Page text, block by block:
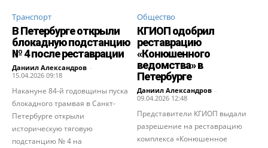
Транспорт
В Петербурге открыли
блокадную подстанцию
№ 4 после реставрации
Даниил Александров -
15.04.2026 09:18
Накануне 84-й годовщины пуска
блокадного трамвая в Санкт-
Петербурге открыли
историческую тяговую
подстанцию № 4 на
Общество
КГИОП одобрил
реставрацию
«Конюшенного
ведомства» в
Петербурге
Даниил Александров -
09.04.2026 12:48
Представители КГИОП выдали
разрешение на реставрацию
комплекса «Конюшенное